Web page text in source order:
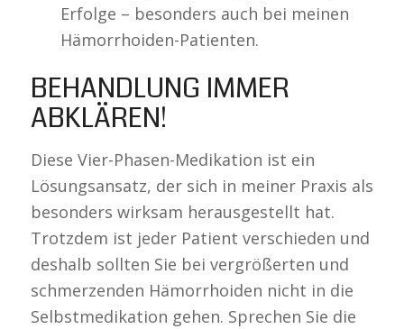
Erfolge – besonders auch bei meinen
Hämorrhoiden-Patienten.
BEHANDLUNG IMMER
ABKLÄREN!
Diese Vier-Phasen-Medikation ist ein
Lösungsansatz, der sich in meiner Praxis als
besonders wirksam herausgestellt hat.
Trotzdem ist jeder Patient verschieden und
deshalb sollten Sie bei vergrößerten und
schmerzenden Hämorrhoiden nicht in die
Selbstmedikation gehen. Sprechen Sie die